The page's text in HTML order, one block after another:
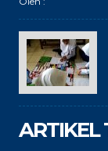
ARTIKEL